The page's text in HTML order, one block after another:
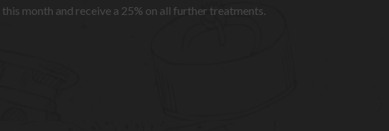
month and receive a 25% on all further treatments.